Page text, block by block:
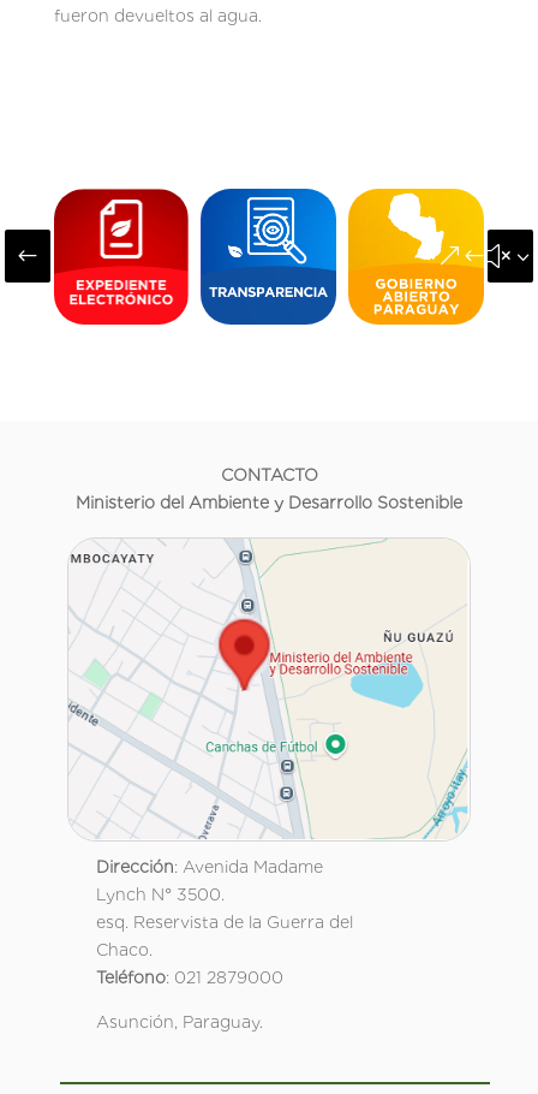
fueron devueltos al agua.
#
CONTACTO
Ministerio del Ambiente y Desarrollo Sostenible
Dirección: Avenida Madame
Lynch N° 3500.
esq. Reservista de la Guerra del
Chaco.
Teléfono: 021 2879000
Asunción, Paraguay.